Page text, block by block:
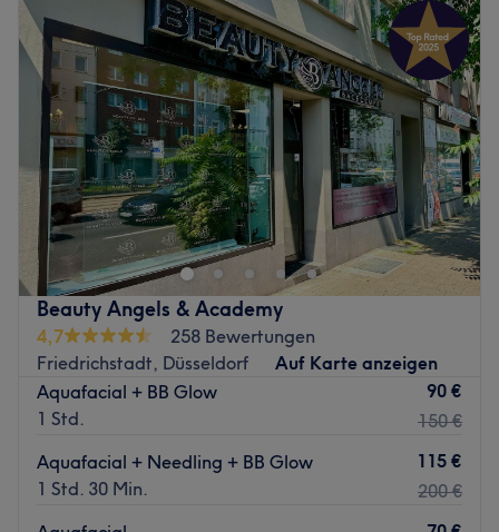
Beauty Angels & Academy
4,7
258 Bewertungen
Friedrichstadt, Düsseldorf
Auf Karte anzeigen
Aquafacial + BB Glow
1 Std.
90 €
150 €
Aquafacial + Needling + BB Glow
1 Std. 30 Min.
115 €
200 €